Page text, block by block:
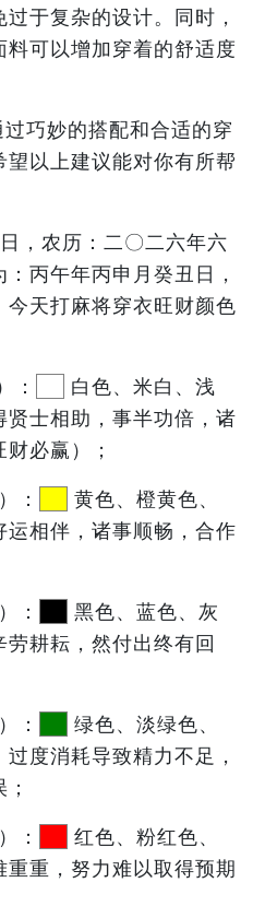
于复杂的设计。同时，
可以增加穿着的舒适度
巧妙的搭配和合适的穿
以上建议能对你有所帮
，农历：二〇二六年六
丙午年丙申月癸丑日，
天打麻将穿衣旺财颜色
：
白色、米白、浅
士相助，事半功倍，诸
必赢）；
：
黄色、橙黄色、
相伴，诸事顺畅，合作
：
黑色、蓝色、灰
耕耘，然付出终有回
：
绿色、淡绿色、
度消耗导致精力不足，
：
红色、粉红色、
重，努力难以取得预期